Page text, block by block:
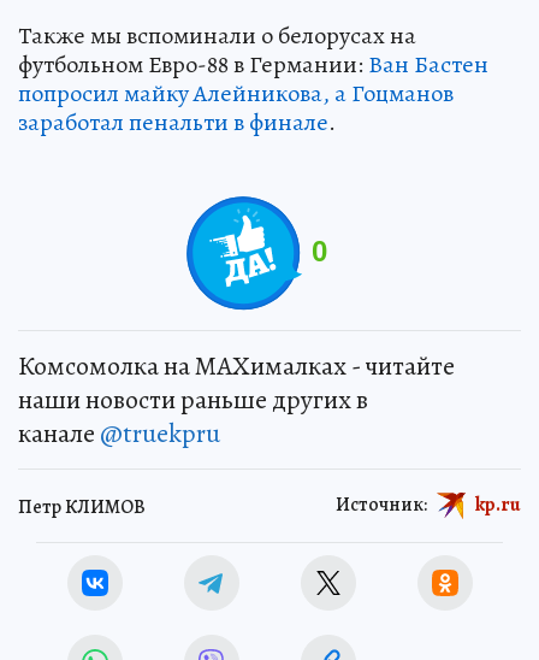
Также мы вспоминали о белорусах на
футбольном Евро-88 в Германии: Ван Бастен
попросил майку Алейникова, а Гоцманов
заработал пенальти в финале.
0
Комсомолка на MAXималках - читайте
наши новости раньше других в
канале @truekpru
Петр КЛИМОВ Источник: kp.ru